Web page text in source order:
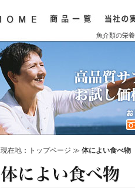
魚介類の栄
現在地： トップページ ≫ 体によい食べ物